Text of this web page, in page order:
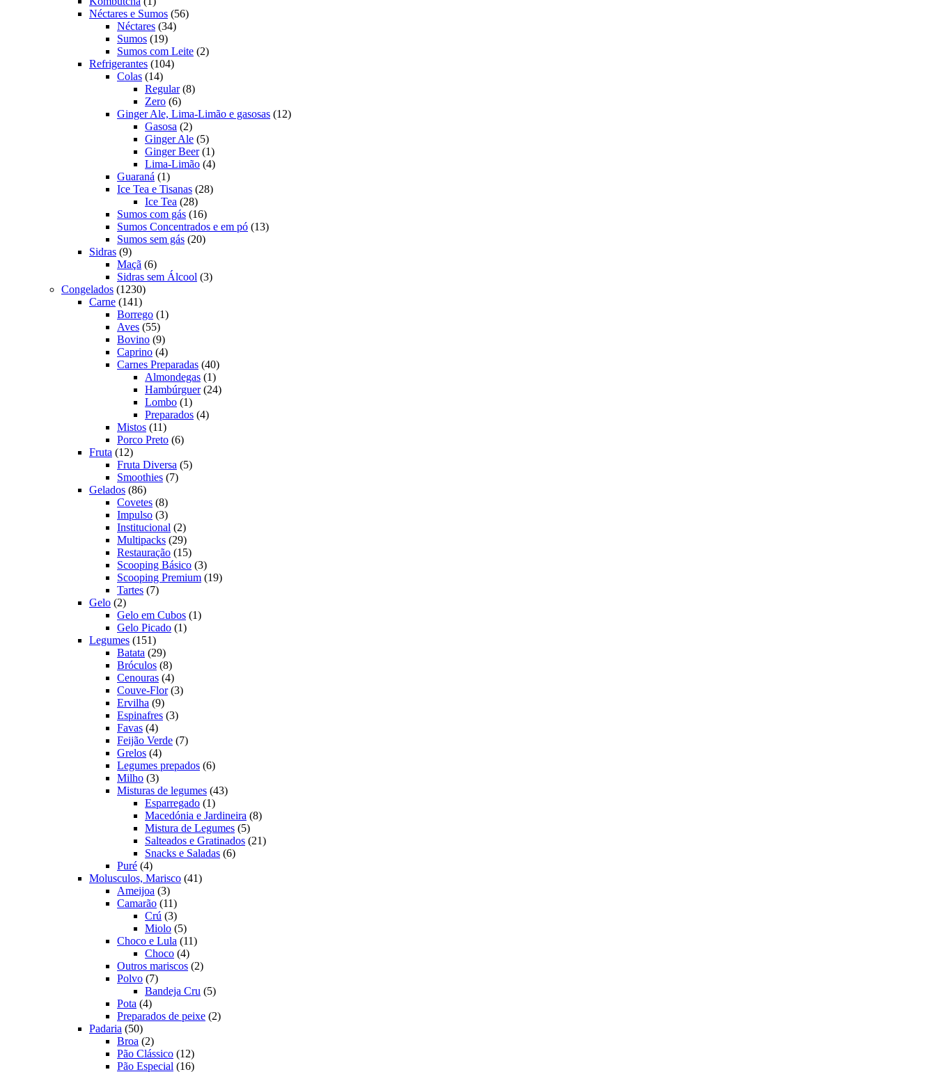
produto
Néctares e Sumos 5656
Néctares 3434
Sumos 1919
produtos
Sumos com Leite 22
Refrigerantes 104104
Colas 1414
produtos
Regular 88
Zero 66
produtos
Ginger Ale, Lima-Limão e gasosas 1212
Gasosa 22
produtos
Ginger Ale 55
produtos
Ginger Beer 11
produto
Lima-Limão 44
Guaraná 11
produto
Ice Tea e Tisanas 2828
Ice Tea 2828
produtos
Sumos com gás 1616
produtos
Sumos Concentrados e em pó 1313
Sumos sem gás 2020
Sidras 99
produtos
Maçã 66
produtos
Sidras sem Álcool 33
Congelados 12301230
produtos
Carne 141141
produtos
Borrego 11
Aves 5555
produtos
Bovino 99
produtos
Caprino 44
produtos
Carnes Preparadas 4040
produtos
Almondegas 11
produto
Hambúrguer 2424
Lombo 11
produto
Preparados 44
Mistos 1111
produtos
Porco Preto 66
Fruta 1212
produtos
Fruta Diversa 55
Smoothies 77
Gelados 8686
produtos
Covetes 88
produtos
Impulso 33
produtos
Institucional 22
produtos
Multipacks 2929
produtos
Restauração 1515
produtos
Scooping Básico 33
produtos
Scooping Premium 1919
Tartes 77
Gelo 22
produtos
Gelo em Cubos 11
Gelo Picado 11
Legumes 151151
produtos
Batata 2929
produtos
Bróculos 88
produtos
Cenouras 44
produtos
Couve-Flor 33
Ervilha 99
produtos
Espinafres 33
Favas 44
produtos
Feijão Verde 77
Grelos 44
produtos
Legumes prepados 66
Milho 33
produtos
Misturas de legumes 4343
Esparregado 11
produto
Macedónia e Jardineira 88
Mistura de Legumes 55
produtos
Salteados e Gratinados 2121
Snacks e Saladas 66
Puré 44
produtos
Molusculos, Marisco 4141
Ameijoa 33
produtos
Camarão 1111
produtos
Crú 33
produtos
Miolo 55
produtos
Choco e Lula 1111
Choco 44
produtos
Outros mariscos 22
Polvo 77
produtos
Bandeja Cru 55
Pota 44
produtos
Preparados de peixe 22
Padaria 5050
produtos
Broa 22
produtos
Pão Clássico 1212
produtos
Pão Especial 1616